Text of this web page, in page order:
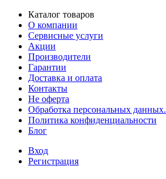
Каталог товаров
О компании
Сервисные услуги
Акции
Производители
Гарантии
Доставка и оплата
Контакты
Не оферта
Обработка персональных данных.
Политика конфиденциальности
Блог
Вход
Регистрация